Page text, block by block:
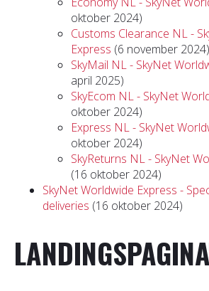
oktober 2024)
Customs Clearance NL -
Express (6 november 2024)
SkyMail NL - SkyNet
april 2025)
SkyEcom NL - SkyNet
oktober 2024)
Express NL - SkyNet
oktober 2024)
SkyReturns NL - SkyNet
(16 oktober 2024)
SkyNet Worldwide Express -
deliveries (16 oktober 2024)